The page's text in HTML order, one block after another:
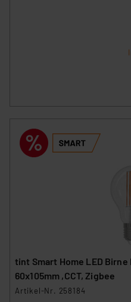
„Einige Drittanbieter
Daten in den USA. Ihre
Cookies dieser
die Verarbeitung Ihrer
der Datenschutzerklärung.
personenbezogene Daten in
hiergegen
sich auf die
Europäischen Kommission
Beurteilung der mit der
tint Smart Home LED Birne Retro, 7W, 806lm, E27,
60x105mm ,CCT, Zigbee
Artikel-Nr. 258184